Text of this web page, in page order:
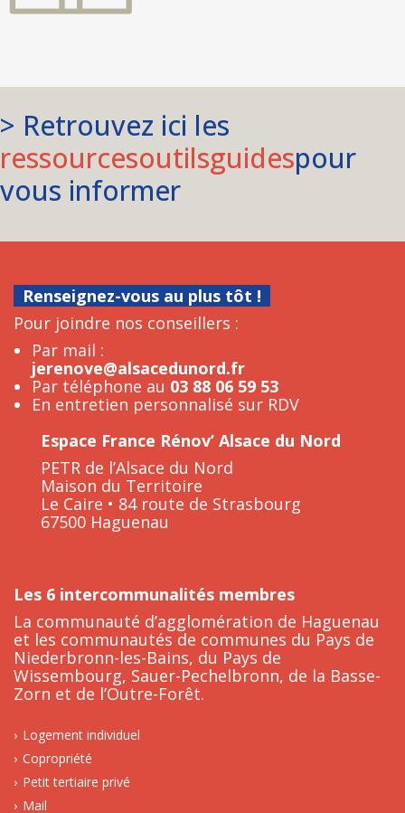
> Retrouvez ici les
ressourcesoutilsguidespour
vous informer
Renseignez-vous au plus tôt !
Pour joindre nos conseillers :
Par mail :
jerenove@alsacedunord.fr
Par téléphone au 03 88 06 59 53
En entretien personnalisé sur RDV
Espace France Rénov’ Alsace du Nord
PETR de l’Alsace du Nord
Maison du Territoire
Le Caire • 84 route de Strasbourg
67500 Haguenau
Les 6 intercommunalités membres
La communauté d’agglomération de Haguenau
et les communautés de communes du Pays de
Niederbronn-les-Bains, du Pays de
Wissembourg, Sauer-Pechelbronn, de la Basse-
Zorn et de l’Outre-Forêt.
Logement individuel
Copropriété
Petit tertiaire privé
Mail